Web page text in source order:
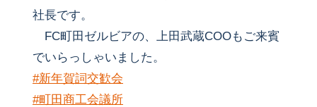
社長です。
FC町田ゼルビアの、上田武蔵COOもご来賓
でいらっしゃいました。
#新年賀詞交歓会
#町田商工会議所